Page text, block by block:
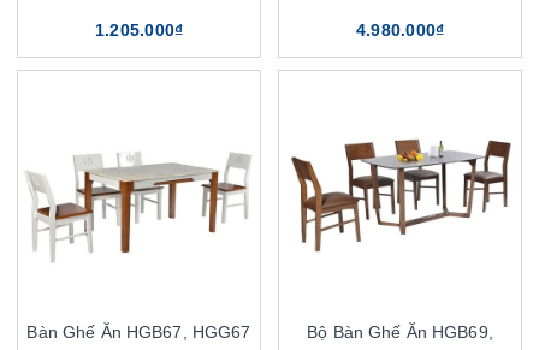
1.205.000₫ 4.980.000₫
Bàn Ghế Ăn HGB67, HGG67
Bộ Bàn Ghế Ăn HGB69,